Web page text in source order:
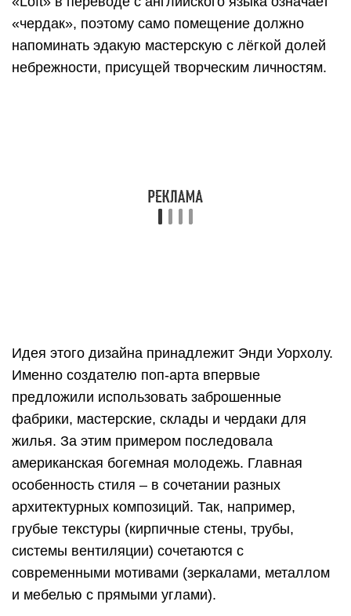
архитектурных композиций. Так, например,
грубые текстуры (кирпичные стены, трубы,
системы вентиляции) сочетаются с
современными мотивами (зеркалами, металлом
Основным и единственным предназначением
люстр в этом стиле является их
функциональность, нежели украшение комнаты.